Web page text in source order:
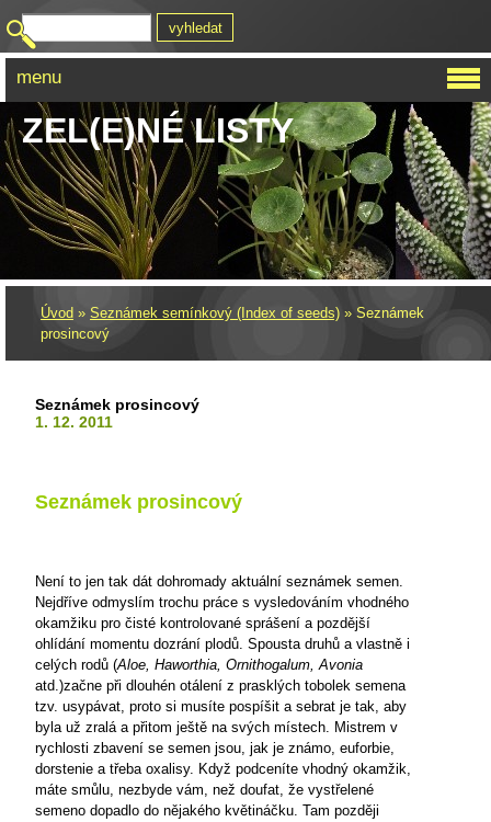
ZEL(E)NÉ LISTY
Úvod » Seznámek semínkový (Index of seeds) » Seznámek
prosincový
Seznámek prosincový
1. 12. 2011
Seznámek prosincový
Není to jen tak dát dohromady aktuální seznámek semen.
Nejdříve odmyslím trochu práce s vysledováním vhodného
okamžiku pro čisté kontrolované sprášení a pozdější
ohlídání momentu dozrání plodů. Spousta druhů a vlastně i
celých rodů (Aloe, Haworthia, Ornithogalum, Avonia
atd.)začne při dlouhén otálení z prasklých tobolek semena
tzv. usypávat, proto si musíte pospíšit a sebrat je tak, aby
byla už zralá a přitom ještě na svých místech. Mistrem v
rychlosti zbavení se semen jsou, jak je známo, euforbie,
dorstenie a třeba oxalisy. Když podceníte vhodný okamžik,
máte smůlu, nezbyde vám, než doufat, že vystřelené
semeno dopadlo do nějakého květináčku. Tam později
menu